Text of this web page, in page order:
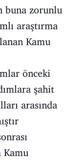
buna zorunlu
araştırma
Kamu
önceki
şahit
arasında
Kamu